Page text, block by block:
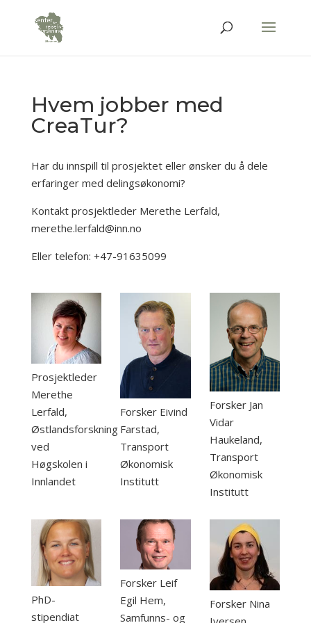
Hvem jobber med
CreaTur?
Har du innspill til prosjektet eller ønsker du å dele
erfaringer med delingsøkonomi?
Kontakt prosjektleder Merethe Lerfald,
merethe.lerfald@inn.no
Eller telefon: +47-91635099
Prosjektleder
Merethe
Lerfald,
Østlandsforskning
ved
Høgskolen i
Innlandet
Forsker Eivind
Farstad,
Transport
Økonomisk
Institutt
Forsker Jan
Vidar
Haukeland,
Transport
Økonomisk
Institutt
PhD-
stipendiat
Forsker Leif
Egil Hem,
Samfunns- og
Forsker Nina